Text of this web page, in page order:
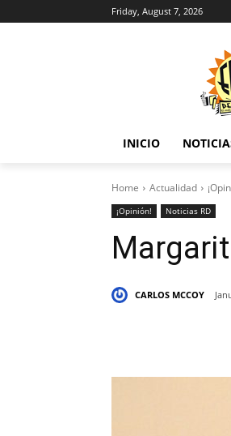
Friday, August 7, 2026
INICIO
Home Actualidad
¡Opinión! Noticias RD
CARLOS MCCOY